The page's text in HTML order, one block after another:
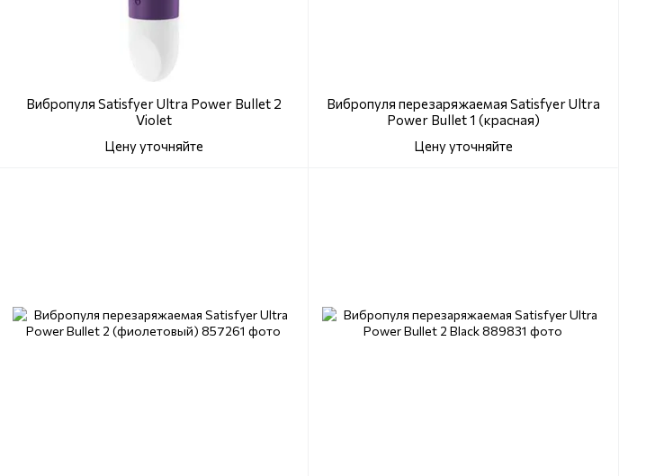
Вибропуля Satisfyer Ultra Power Bullet 2
Violet
Цену уточняйте
Вибропуля перезаряжаемая Satisfyer Ultra
Power Bullet 1 (красная)
Цену уточняйте